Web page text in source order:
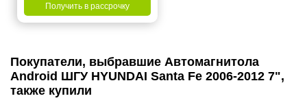
Получить в рассрочку
Покупатели, выбравшие Автомагнитола
Android ШГУ HYUNDAI Santa Fe 2006-2012 7",
также купили